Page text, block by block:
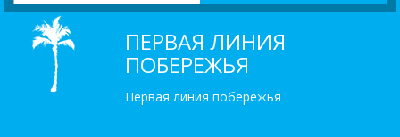
ПЕРВАЯ ЛИНИЯ
ПОБЕРЕЖЬЯ
Первая линия побережья